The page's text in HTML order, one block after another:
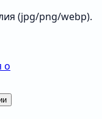
(jpg/png/webp).
о